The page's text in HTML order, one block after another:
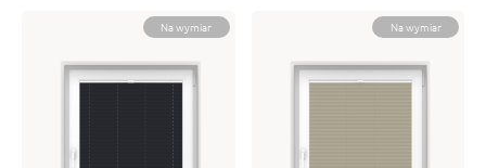
Na wymiar Na wymiar